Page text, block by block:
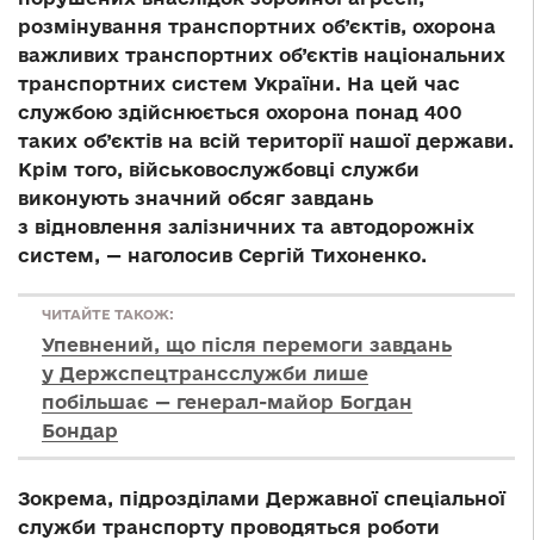
розмінування транспортних об’єктів, охорона
важливих транспортних об’єктів національних
транспортних систем України. На цей час
службою здійснюється охорона понад 400
таких об’єктів на всій території нашої держави.
Крім того, військовослужбовці служби
виконують значний обсяг завдань
з відновлення залізничних та автодорожніх
систем, — наголосив Сергій Тихоненко.
ЧИТАЙТЕ ТАКОЖ:
Упевнений, що після перемоги завдань
у Держспецтрансслужби лише
побільшає — генерал-майор Богдан
Бондар
Зокрема, підрозділами Державної спеціальної
служби транспорту проводяться роботи